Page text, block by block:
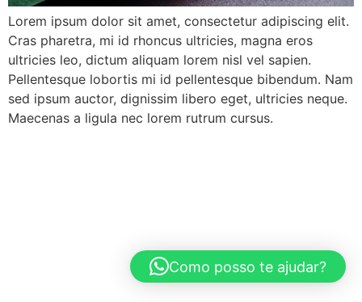
Lorem ipsum dolor sit amet, consectetur adipiscing elit.
Cras pharetra, mi id rhoncus ultricies, magna eros
ultricies leo, dictum aliquam lorem nisl vel sapien.
Pellentesque lobortis mi id pellentesque bibendum. Nam
sed ipsum auctor, dignissim libero eget, ultricies neque.
Maecenas a ligula nec lorem rutrum cursus.
Como posso te ajudar?